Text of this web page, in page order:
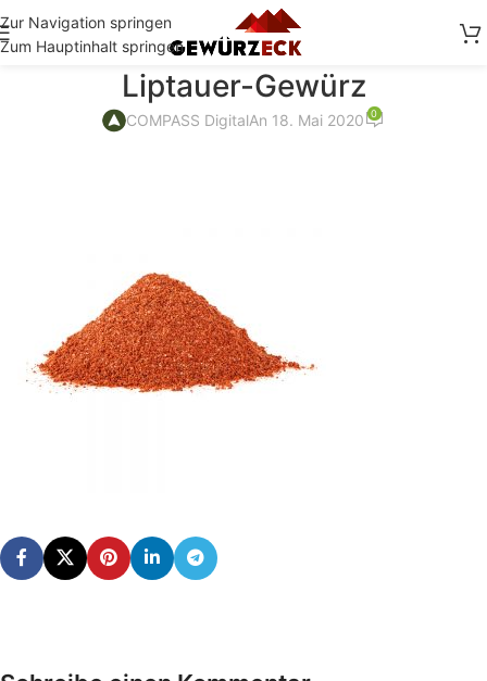
Zur Navigation springen
Zum Hauptinhalt springen
Liptauer-Gewürz
COMPASS DigitalAn 18. Mai 2020 0